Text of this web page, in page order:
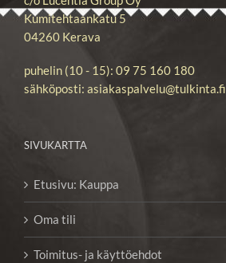
Kumitehtaankatu 5
04260 Kerava
puhelin (10 - 15): 09 75 160 180
sähköposti: asiakaspalvelu@tulkinta.fi
SIVUKARTTA
Etusivu: Kauppa
Oma tili
Toimitus- ja käyttöehdot